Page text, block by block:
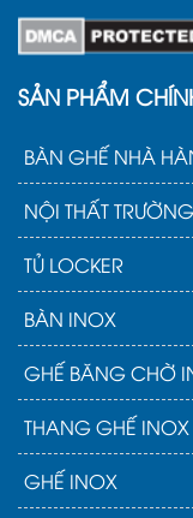
SẢN PHẨM
BÀN GHẾ NHÀ
NỘI THẤT
TỦ LOCKER
BÀN INOX
GHẾ BĂNG CHỜ
THANG GHẾ INOX
GHẾ INOX